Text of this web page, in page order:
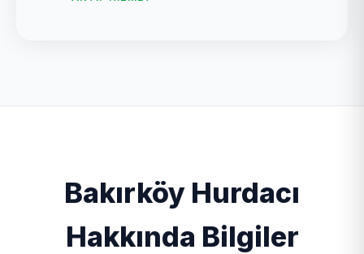
Bakırköy Hurdacı
Hakkında Bilgiler